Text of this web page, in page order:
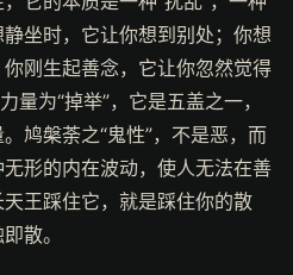
坐时，它让你想到别处；你想
刚生起善念，它让你忽然觉得
量为“掉举”，它是五盖之一，
鸠槃荼之“鬼性”，不是恶，而
形的内在波动，使人无法在善
王踩住它，就是踩住你的散
散。